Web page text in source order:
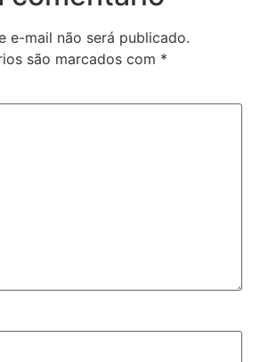
e-mail não será publicado.
são marcados com *